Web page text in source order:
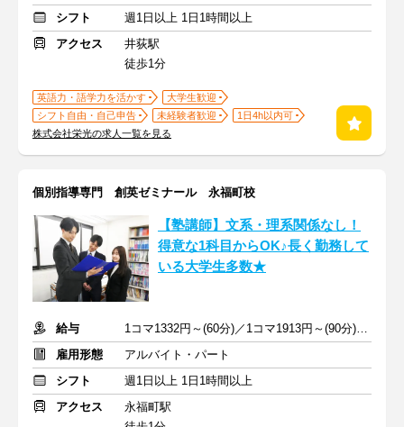
シフト
週1日以上 1日1時間以上
アクセス
井荻駅
徒歩1分
英語力・語学力を活かす
大学生歓迎
シフト自由・自己申告
未経験者歓迎
1日4h以内可
株式会社栄光の求人一覧を見る
個別指導専門 創英ゼミナール 永福町校
【塾講師】文系・理系関係なし！
得意な1科目からOK♪長く勤務して
いる大学生多数★
給与
1コマ1332円～(60分)／1コマ1913円～(90分) ※準備報告手当込み
雇用形態
アルバイト・パート
シフト
週1日以上 1日1時間以上
アクセス
永福町駅